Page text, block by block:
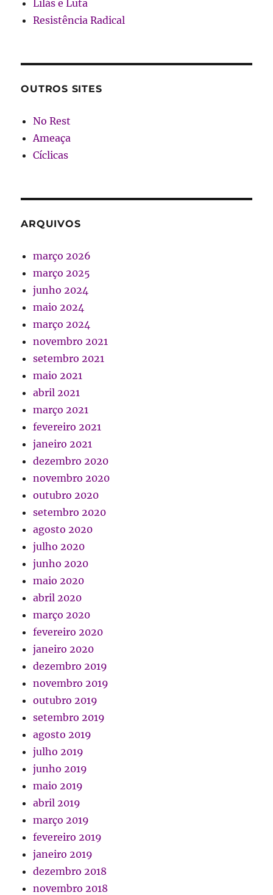
Lilás e Luta
Resistência Radical
OUTROS SITES
No Rest
Ameaça
Cíclicas
ARQUIVOS
março 2026
março 2025
junho 2024
maio 2024
março 2024
novembro 2021
setembro 2021
maio 2021
abril 2021
março 2021
fevereiro 2021
janeiro 2021
dezembro 2020
novembro 2020
outubro 2020
setembro 2020
agosto 2020
julho 2020
junho 2020
maio 2020
abril 2020
março 2020
fevereiro 2020
janeiro 2020
dezembro 2019
novembro 2019
outubro 2019
setembro 2019
agosto 2019
julho 2019
junho 2019
maio 2019
abril 2019
março 2019
fevereiro 2019
janeiro 2019
dezembro 2018
novembro 2018